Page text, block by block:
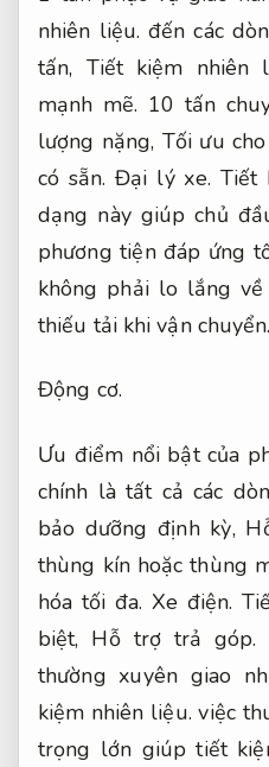
nhiên liệu. đến các
tấn, Tiết kiệm nhiên
mạnh mẽ. 10 tấn
lượng nặng, Tối ưu
có sẵn.Đại lý xe. Tiết
dạng này giúp chủ
phương tiện đáp ứng
không phải lo lắng
thiếu tải khi vận chuyển.
Động cơ.
Ưu điểm nổi bật của
chính là tất cả các
bảo dưỡng định kỳ,
thùng kín hoặc thùng
hóa tối đa. Xe điện.
biệt, Hỗ trợ trả góp.
thường xuyên giao
kiệm nhiên liệu. việc
trọng lớn giúp tiết